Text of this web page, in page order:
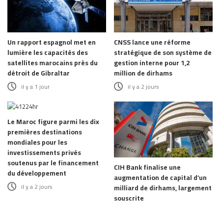
Un rapport espagnol met en
lumière les capacités des
satellites marocains près du
détroit de Gibraltar
il y a 1 jour
CNSS lance une réforme
stratégique de son système de
gestion interne pour 1,2
million de dirhams
il y a 2 jours
Le Maroc figure parmi les dix
premières destinations
mondiales pour les
investissements privés
soutenus par le financement
du développement
il y a 2 jours
CIH Bank finalise une
augmentation de capital d’un
milliard de dirhams, largement
souscrite